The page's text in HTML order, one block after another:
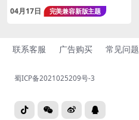
下载地址】-适合文本内容发放
04月17日 完美兼容新版主题
联系客服 广告购买 常见问题
蜀ICP备2021025209号-3